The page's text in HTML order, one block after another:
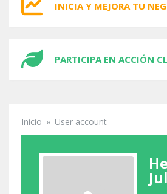
INICIA Y MEJORA TU
PARTICIPA EN ACCIÓN
Se encuentra usted
Inicio » User account